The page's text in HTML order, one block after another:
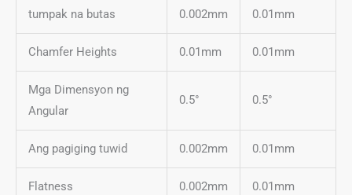
tumpak na butas 0.002mm 0.01mm
Chamfer Heights 0.01mm 0.01mm
Mga Dimensyon ng
Angular
0.5° 0.5°
Ang pagiging tuwid 0.002mm 0.01mm
Flatness 0.002mm 0.01mm